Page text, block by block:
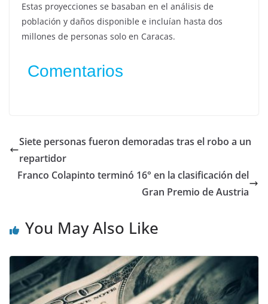
Estas proyecciones se basaban en el análisis de
población y daños disponible e incluían hasta dos
millones de personas solo en Caracas.
Comentarios
Siete personas fueron demoradas tras el robo a un
repartidor
Franco Colapinto terminó 16° en la clasificación del
Gran Premio de Austria
You May Also Like